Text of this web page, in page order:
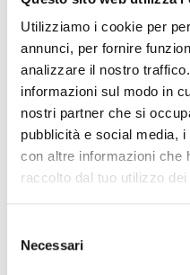
Utilizziamo i cookie per
annunci, per fornire
analizzare il nostro
informazioni sul modo in
nostri partner che si
pubblicità e social media,
con altre informazioni che
raccolto dal tuo utilizzo
delNecessari
VEDI ANCHE